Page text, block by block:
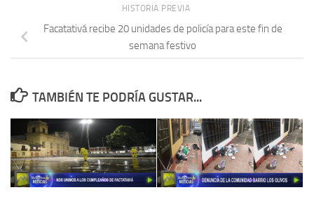
HISTORIA PREVIA
Facatativá recibe 20 unidades de policía para este fin de
semana festivo
TAMBIÉN TE PODRÍA GUSTAR...